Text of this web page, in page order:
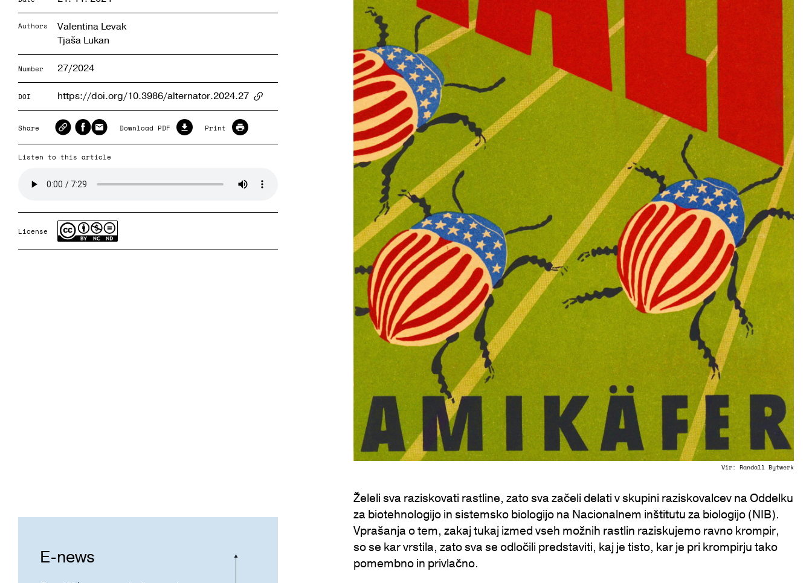
Authors
Valentina Levak
Tjaša Lukan
Number 27/2024
DOI https://doi.org/10.3986/alternator.2024.27
ArticlePage.COPY_LINK_A11Y
Share Download PDF Print
Listen to this article
License
Vir: Randall Bytwerk
E-news
Želeli sva raziskovati rastline, zato sva začeli delati v skupini raziskovalcev na Oddelku
za biotehnologijo in sistemsko biologijo na Nacionalnem inštitutu za biologijo (NIB).
Vprašanja o tem, zakaj tukaj izmed vseh možnih rastlin raziskujemo ravno krompir,
so se kar vrstila, zato sva se odločili predstaviti, kaj je tisto, kar je pri krompirju tako
pomembno in privlačno.